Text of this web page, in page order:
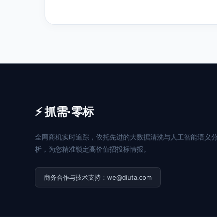
⚡ 抓需·零标
全网商机实时追踪，依托先进的大数据清洗与人工智能语义
析，为您精准锁定高价值招投标情报。
商务合作与技术支持：we@diuta.com